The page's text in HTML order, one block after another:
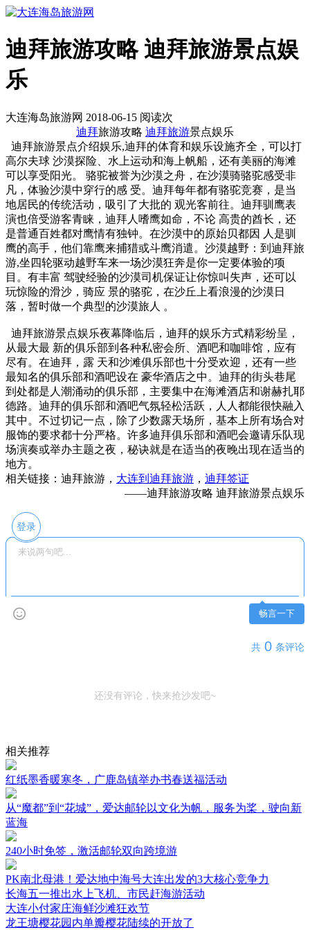
迪拜旅游攻略 迪拜旅游景点娱
乐
大连海岛旅游网 2018-06-15 阅读次
迪拜旅游攻略 迪拜旅游景点娱乐
迪拜旅游景点介绍娱乐,迪拜的体育和娱乐设施齐全，可以打
高尔夫球 沙漠探险、水上运动和海上帆船，还有美丽的海滩
可以享受阳光。 骆驼被誉为沙漠之舟，在沙漠骑骆驼感受非
凡，体验沙漠中穿行的感 受。迪拜每年都有骆驼竞赛，是当
地居民的传统活动，吸引了大批的 观光客前往。迪拜驯鹰表
演也倍受游客青睐，迪拜人嗜鹰如命，不论 高贵的酋长，还
是普通百姓都对鹰情有独钟。在沙漠中的原始贝都因 人是驯
鹰的高手，他们靠鹰来捕猎或斗鹰消遣。沙漠越野：到迪拜旅
游,坐四轮驱动越野车来一场沙漠狂奔是你一定要体验的项
目。有丰富 驾驶经验的沙漠司机保证让你惊叫失声，还可以
玩惊险的滑沙，骑应 景的骆驼，在沙丘上看浪漫的沙漠日
落，暂时做一个典型的沙漠旅人 。
迪拜旅游景点娱乐夜幕降临后，迪拜的娱乐方式精彩纷呈，
从最大最 新的俱乐部到各种私密会所、酒吧和咖啡馆，应有
尽有。在迪拜，露 天和沙滩俱乐部也十分受欢迎，还有一些
最知名的俱乐部和酒吧设在 豪华酒店之中。迪拜的街头巷尾
到处都是人潮涌动的俱乐部，主要集中在海滩酒店和谢赫扎耶
德路。迪拜的俱乐部和酒吧气氛轻松活跃，人人都能很快融入
其中。不过切记一点，除了少数露天场所，基本上所有场合对
服饰的要求都十分严格。许多迪拜俱乐部和酒吧会邀请乐队现
场演奏或举办主题之夜，秘诀就是在适当的夜晚出现在适当的
地方。
相关链接：迪拜旅游， 大连到迪拜旅游 ， 迪拜签证
——迪拜旅游攻略 迪拜旅游景点娱乐
登录
畅言一下
共 0 条评论
还没有评论，快来抢沙发吧~
相关推荐
红纸墨香暖寒冬，广鹿岛镇举办书春送福活动
从“魔都”到“花城”，爱达邮轮以文化为帆，服务为桨，驶向新
蓝海
240小时免签，激活邮轮双向跨境游
PK南北母港！爱达地中海号大连出发的3大核心竞争力
长海五一推出水上飞机、市民赶海游活动
大连小付家庄海鲜沙滩狂欢节
龙王塘樱花园内单瓣樱花陆续的开放了